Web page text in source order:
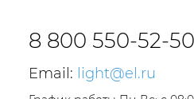
8 800 550-52-50
Email: light@el.ru